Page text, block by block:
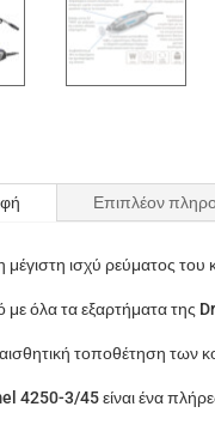
Επιπλέον
μέγιστη ισχύ ρεύματος του
με όλα τα εξαρτήματα της
τοποθέτηση των
4250-3/45 είναι ένα